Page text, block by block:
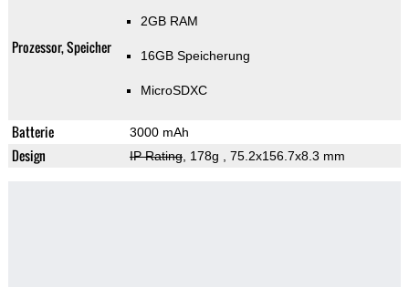
Prozessor, Speicher
2GB RAM
16GB Speicherung
MicroSDXC
Batterie 3000 mAh
Design IP Rating, 178g , 75.2x156.7x8.3 mm